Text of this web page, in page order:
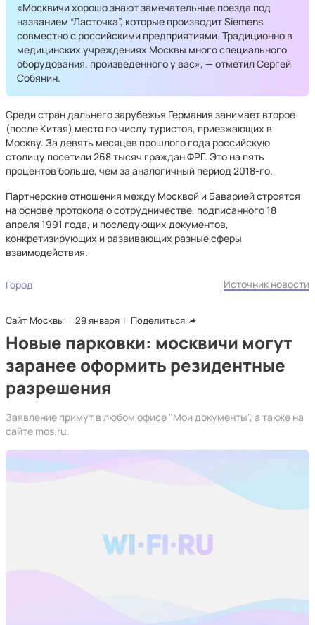
«Москвичи хорошо знают замечательные поезда под
названием “Ласточка”, которые производит Siemens
совместно с российскими предприятиями. Традиционно в
медицинских учреждениях Москвы много специального
оборудования, произведенного у вас», — отметил Сергей
Собянин.
Среди стран дальнего зарубежья Германия занимает второе
(после Китая) место по числу туристов, приезжающих в
Москву. За девять месяцев прошлого года российскую
столицу посетили 268 тысяч граждан ФРГ. Это на пять
процентов больше, чем за аналогичный период 2018-го.
Партнерские отношения между Москвой и Баварией строятся
на основе протокола о сотрудничестве, подписанного 18
апреля 1991 года, и последующих документов,
конкретизирующих и развивающих разные сферы
взаимодействия.
Город Источник новости
Сайт Москвы 29 января Поделиться
Новые парковки: москвичи могут
заранее оформить резидентные
разрешения
Заявление примут в любом офисе "Мои документы", а также на
сайте mos.ru.